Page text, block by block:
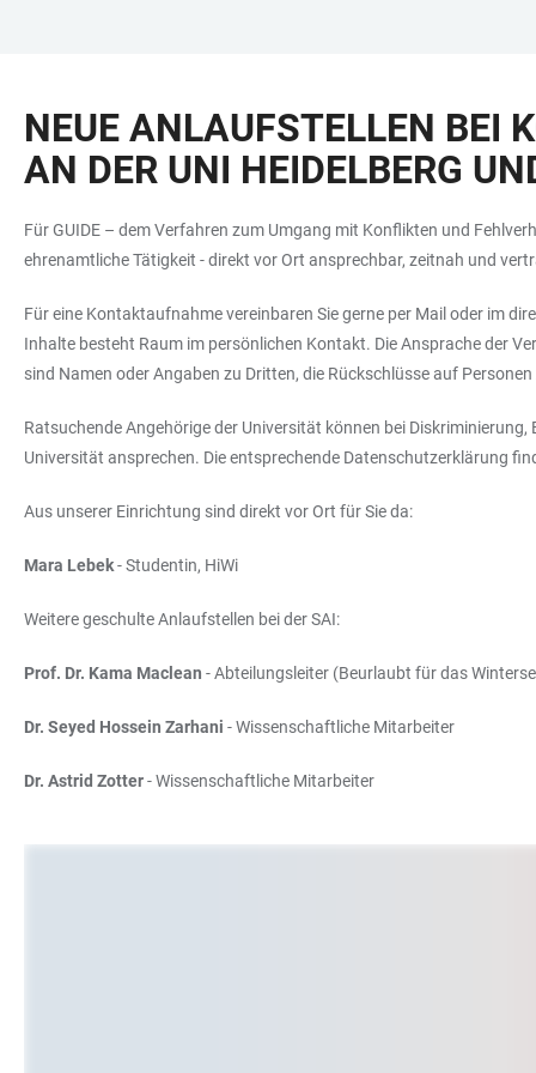
BARRIEREFREIHEIT
NEUE ANLAUFSTELLEN BEI
AN DER UNI HEIDELBERG
Für GUIDE – dem Verfahren zum Umgang mit Konflikten und
ehrenamtliche Tätigkeit - direkt vor Ort ansprechbar, zeitnah und
Für eine Kontaktaufnahme vereinbaren Sie gerne per Mail oder im
Inhalte besteht Raum im persönlichen Kontakt. Die Ansprache der
sind Namen oder Angaben zu Dritten, die Rückschlüsse auf
Ratsuchende Angehörige der Universität können bei
Universität ansprechen. Die entsprechende Datenschutzerklärung
Aus unserer Einrichtung sind direkt vor Ort für Sie da:
Mara Lebek- Studentin, HiWi
Weitere geschulte Anlaufstellen bei der SAI:
Prof. Dr. Kama Maclean - Abteilungsleiter (Beurlaubt für das
Dr. Seyed Hossein Zarhani - Wissenschaftliche Mitarbeiter
Dr. Astrid Zotter- Wissenschaftliche Mitarbeiter